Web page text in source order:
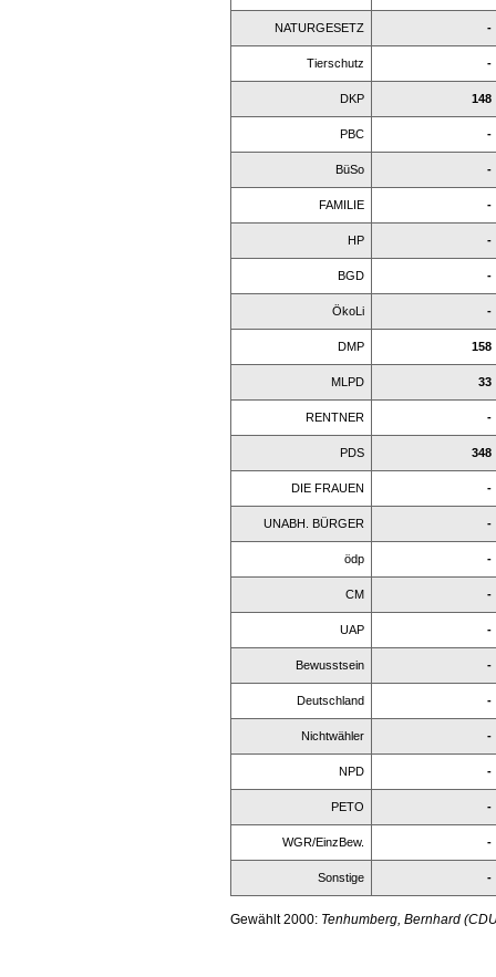
NATURGESETZ -
Tierschutz -
DKP 148
PBC -
BüSo -
FAMILIE -
HP -
BGD -
ÖkoLi -
DMP 158
MLPD 33
RENTNER -
PDS 348
DIE FRAUEN -
UNABH. BÜRGER -
ödp -
CM -
UAP -
Bewusstsein -
Deutschland -
Nichtwähler -
NPD -
PETO -
WGR/EinzBew. -
Sonstige -
Gewählt 2000: Tenhumberg, Bernhard